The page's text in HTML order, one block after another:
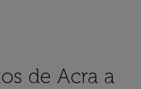
de Acra a